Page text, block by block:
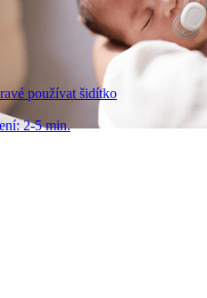
používat šidítko
2-5 min.